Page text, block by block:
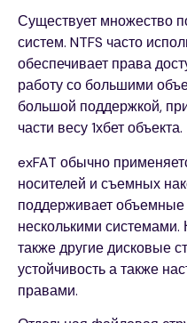
Существует множество
систем. NTFS часто
обеспечивает права
работу со большими
большой поддержкой,
части весу 1хбет объекта.
exFAT обычно
носителей и съемных
поддерживает объемные
несколькими
также другие дисковые
устойчивость а также
правами.